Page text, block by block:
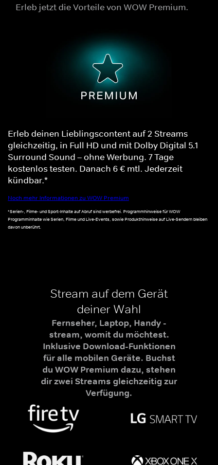
Erleb jetzt die Vorteile von WOW Premium.
Erleb deinen Lieblingscontent auf 2 Streams
gleichzeitig, in Full HD und mit Dolby Digital 5.1
Surround Sound – ohne Werbung. 7 Tage
kostenlos testen. Danach 6 € mtl. Jederzeit
kündbar.*
Noch mehr Informationen zu WOW Premium
*Serien-, Filme- und Sport-Inhalte auf Abruf sind werbefrei. Programmhinweise für WOW
Programminhalte wie Serien, Filme und Live-Events, sowie Produkthinweise auf Live-Sendern bleiben
davon unberührt.
Stream auf dem Gerät
deiner Wahl
Fernseher, Laptop, Handy -
stream, womit du möchtest.
Inklusive Download-Funktionen
für alle mobilen Geräte. Buchst
du WOW Premium dazu, stehen
dir zwei Streams gleichzeitig zur
Verfügung.